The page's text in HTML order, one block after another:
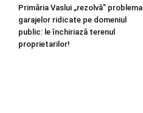
Primăria Vaslui „rezolvă” problema
garajelor ridicate pe domeniul
public: le închiriază terenul
proprietarilor!